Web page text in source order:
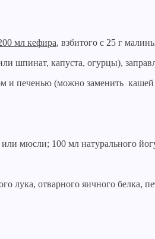
мл кефира, взбитого с 25 г
шпинат, капуста, огурцы),
и печенью (можно заменить
мюсли; 100 мл натурального
лука, отварного яичного